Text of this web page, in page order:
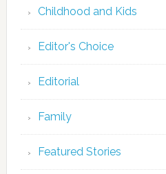
Childhood and Kids
Editor's Choice
Editorial
Family
Featured Stories